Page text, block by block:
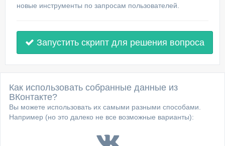
новые инструменты по запросам пользователей.
Запустить скрипт для решения вопроса
Как использовать собранные данные из
ВКонтакте?
Вы можете использовать их самыми разными способами.
Например (но это далеко не все возможные варианты):